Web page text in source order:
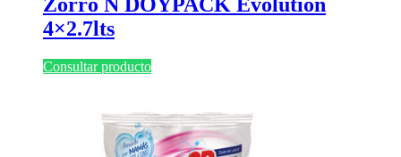
4×2.7lts
Consultar producto